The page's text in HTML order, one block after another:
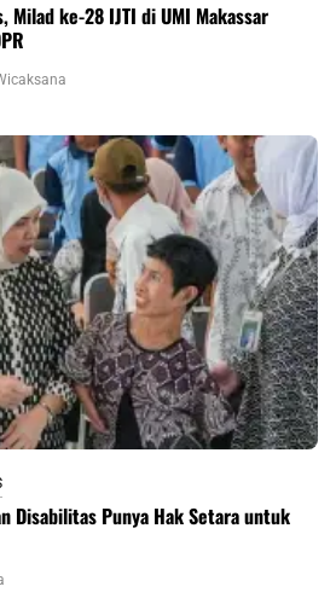
Milad ke-28 IJTI di UMI Makassar
Disabilitas Punya Hak Setara untuk